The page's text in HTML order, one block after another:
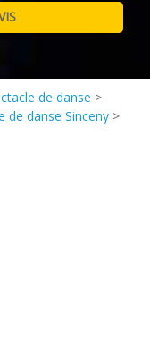
de danse >
de danse Sinceny >